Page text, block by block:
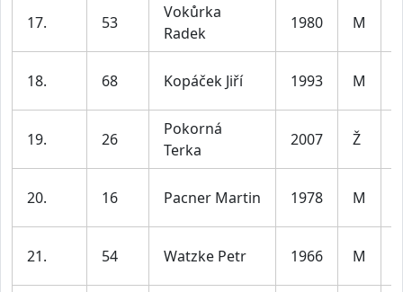
17. 53
Vokůrka
Radek
1980 M
18. 68 Kopáček Jiří 1993 M
19. 26
Pokorná
Terka
2007 Ž
20. 16 Pacner Martin 1978 M
21. 54 Watzke Petr 1966 M